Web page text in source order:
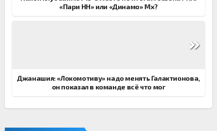
«Пари НН» или «Динамо» Мх?
Джанашия: «Локомотиву» надо менять Галактионова,
он показал в команде всё что мог